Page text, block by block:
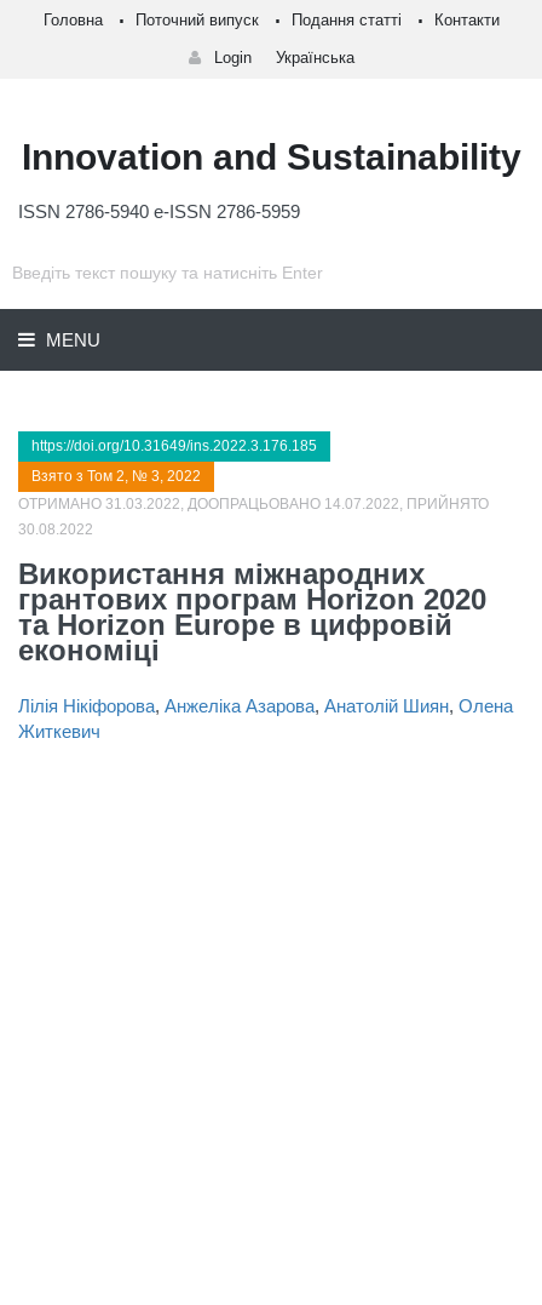
Головна Поточний випуск Подання статті Контакти
Login Українська
Innovation and Sustainability
ISSN 2786-5940 e-ISSN 2786-5959
MENU
https://doi.org/10.31649/ins.2022.3.176.185
Взято з Том 2, № 3, 2022
ОТРИМАНО 31.03.2022, ДООПРАЦЬОВАНО 14.07.2022, ПРИЙНЯТО
30.08.2022
Використання міжнародних
грантових програм Horizon 2020
та Horizon Europe в цифровій
економіці
Лілія Нікіфорова, Анжеліка Азарова, Анатолій Шиян, Олена
Житкевич